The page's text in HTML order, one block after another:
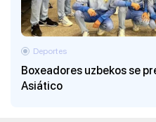
Boxeadores uzbekos se
Asiático
Deportes